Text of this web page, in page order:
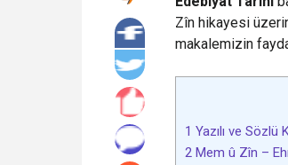
Zîn hikayesi
makalemizin
1 Yazılı ve Sözlü
2 Mem û Zîn –